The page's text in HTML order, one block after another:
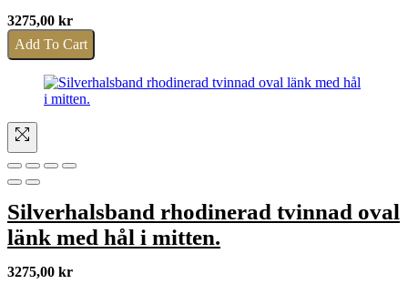
3275,00 kr
Add To Cart
Silverhalsband rhodinerad tvinnad oval
länk med hål i mitten.
3275,00 kr